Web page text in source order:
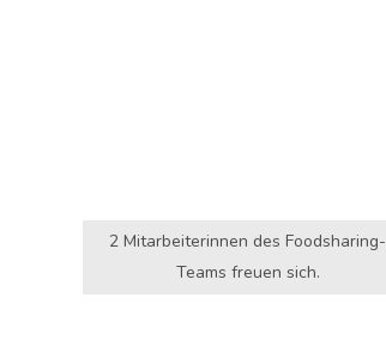
2 Mitarbeiterinnen des Foodsharing-
Teams freuen sich.